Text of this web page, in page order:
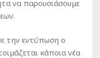
να παρουσιάσουμε
την εντύπωση ο
κάποια νέα